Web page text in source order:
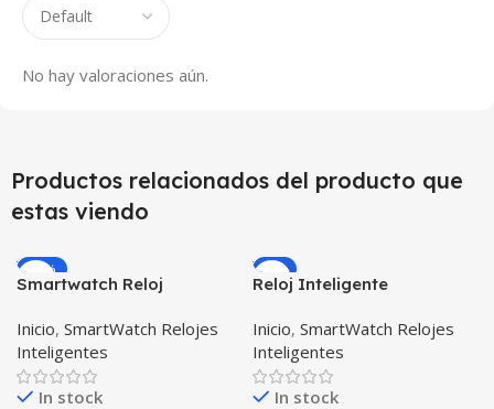
No hay valoraciones aún.
Productos relacionados del producto que
estas viendo
-10%
Smartwatch Reloj
WATCH™ (KW37 PRO) Mide
Temperatura Presión
Arterial y Ritmo Cardíaco
Inicio, SmartWatch Relojes
Inteligentes
In stock
-5%
Reloj Inteligente
Incluye Pulso y Estuche
protector – GPS
Inicio, SmartWatch Relojes
Inteligentes
In stock